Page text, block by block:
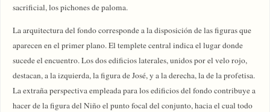
sacrificial, los pichones de paloma.
La arquitectura del fondo corresponde a la disposición de las figuras que
aparecen en el primer plano. El templete central indica el lugar donde
sucede el encuentro. Los dos edificios laterales, unidos por el velo rojo,
destacan, a la izquierda, la figura de José, y a la derecha, la de la profetisa.
La extraña perspectiva empleada para los edificios del fondo contribuye a
hacer de la figura del Niño el punto focal del conjunto, hacia el cual todo